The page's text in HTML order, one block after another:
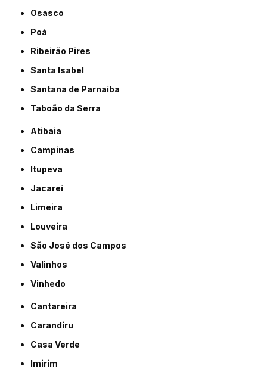
Osasco
Poá
Ribeirão Pires
Santa Isabel
Santana de Parnaíba
Taboão da Serra
Atibaia
Campinas
Itupeva
Jacareí
Limeira
Louveira
São José dos Campos
Valinhos
Vinhedo
Cantareira
Carandiru
Casa Verde
Imirim